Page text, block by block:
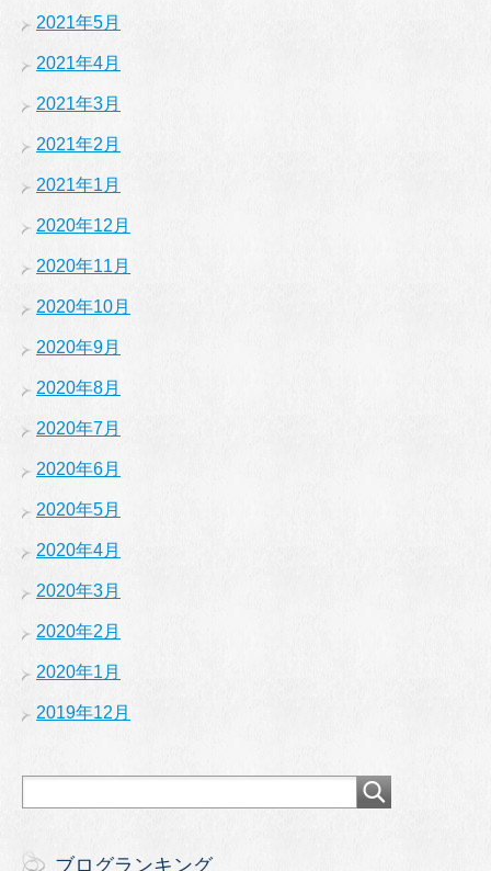
2021年5月
2021年4月
2021年3月
2021年2月
2021年1月
2020年12月
2020年11月
2020年10月
2020年9月
2020年8月
2020年7月
2020年6月
2020年5月
2020年4月
2020年3月
2020年2月
2020年1月
2019年12月
ブログランキング